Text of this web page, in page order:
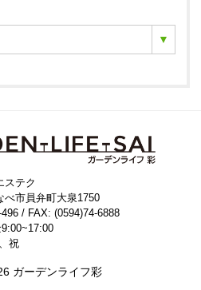
ステク
べ市員弁町大泉1750
/ FAX: (0594)74-6888
9:00~17:00
祝
ガーデンライフ彩